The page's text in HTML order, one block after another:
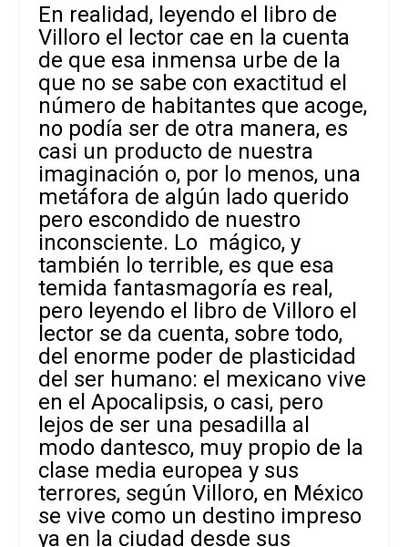
En realidad, leyendo el libro de
Villoro el lector cae en la cuenta
de que esa inmensa urbe de la
que no se sabe con exactitud el
número de habitantes que acoge,
no podía ser de otra manera, es
casi un producto de nuestra
imaginación o, por lo menos, una
metáfora de algún lado querido
pero escondido de nuestro
inconsciente. Lo mágico, y
también lo terrible, es que esa
temida fantasmagoría es real,
pero leyendo el libro de Villoro el
lector se da cuenta, sobre todo,
del enorme poder de plasticidad
del ser humano: el mexicano vive
en el Apocalipsis, o casi, pero
lejos de ser una pesadilla al
modo dantesco, muy propio de la
clase media europea y sus
terrores, según Villoro, en México
se vive como un destino impreso
ya en la ciudad desde sus